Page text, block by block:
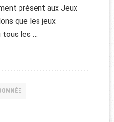
présent aux Jeux
que les jeux
tous les …
ET LES JEUX OLYMPIQUES